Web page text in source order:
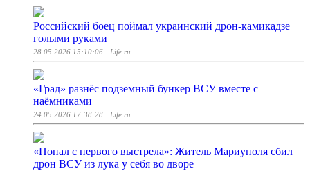
Российский боец поймал украинский дрон-камикадзе
голыми руками
28.05.2026 15:10:06 | Life.ru
«Град» разнёс подземный бункер ВСУ вместе с
наёмниками
24.05.2026 17:38:28 | Life.ru
«Попал с первого выстрела»: Житель Мариуполя сбил
дрон ВСУ из лука у себя во дворе